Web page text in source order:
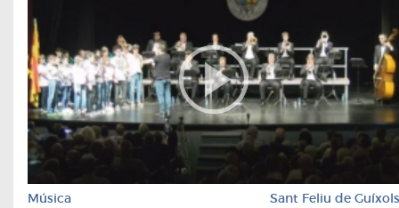
Música Sant Feliu de Guíxols